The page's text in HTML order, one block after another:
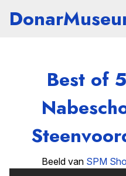
Best of
Beeld van SPM